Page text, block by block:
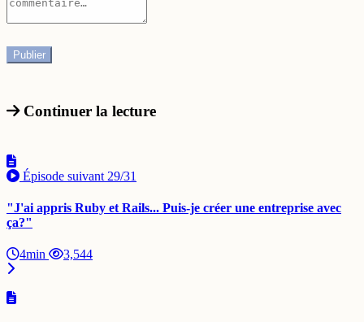
Continuer la lecture
Épisode suivant 29/31
"J'ai appris Ruby et Rails... Puis-je créer une entreprise avec
ça?"
4min 3,544